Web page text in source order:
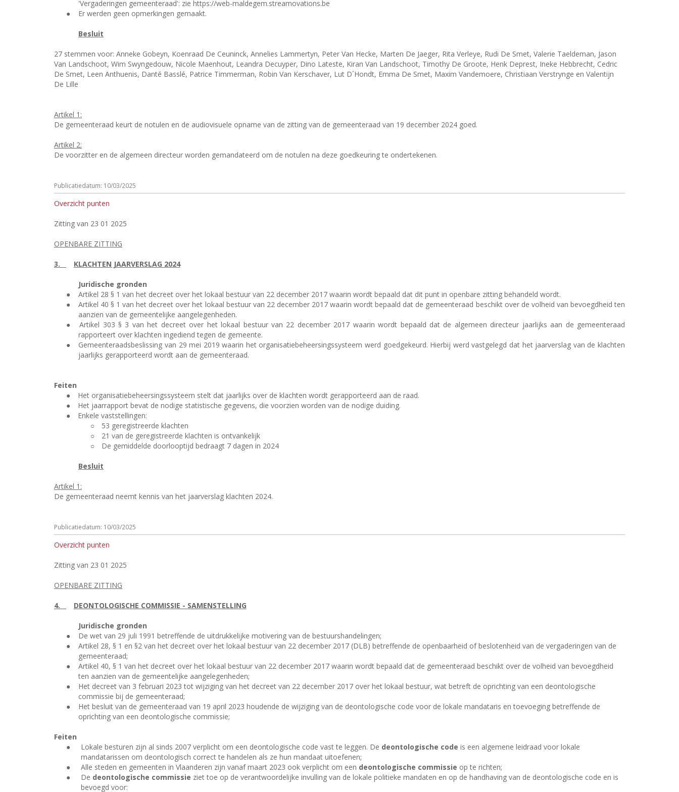
'Vergaderingen gemeenteraad': zie https://web-maldegem.streamovations.be
●
Er werden geen opmerkingen gemaakt.
Besluit
27 stemmen voor: Anneke Gobeyn, Koenraad De Ceuninck, Annelies Lammertyn, Peter Van Hecke, Marten De Jaeger, Rita Verleye, Rudi De Smet, Valerie Taeldeman, Jason
Van Landschoot, Wim Swyngedouw, Nicole Maenhout, Leandra Decuyper, Dino Lateste, Kiran Van Landschoot, Timothy De Groote, Henk Deprest, Ineke Hebbrecht, Cedric
De Smet, Leen Anthuenis, Danté Basslé, Patrice Timmerman, Robin Van Kerschaver, Lut D´Hondt, Emma De Smet, Maxim Vandemoere, Christiaan Verstrynge en Valentijn
De Lille
Artikel 1:
De gemeenteraad keurt de notulen en de audiovisuele opname van de zitting van de gemeenteraad van 19 december 2024 goed.
Artikel 2:
De voorzitter en de algemeen directeur worden gemandateerd om de notulen na deze goedkeuring te ondertekenen.
Publicatiedatum: 10/03/2025
Overzicht punten
Zitting van 23 01 2025
OPENBARE ZITTING
3. KLACHTEN JAARVERSLAG 2024
Juridische gronden
●
Artikel 28 § 1 van het decreet over het lokaal bestuur van 22 december 2017 waarin wordt bepaald dat dit punt in openbare zitting behandeld wordt.
●
Artikel 40 § 1 van het decreet over het lokaal bestuur van 22 december 2017 waarin wordt bepaald dat de gemeenteraad beschikt over de volheid van bevoegdheid ten
aanzien van de gemeentelijke aangelegenheden.
●
Artikel 303 § 3 van het decreet over het lokaal bestuur van 22 december 2017 waarin wordt bepaald dat de algemeen directeur jaarlijks aan de gemeenteraad
rapporteert over klachten ingediend tegen de gemeente.
●
Gemeenteraadsbeslissing van 29 mei 2019 waarin het organisatiebeheersingssysteem werd goedgekeurd. Hierbij werd vastgelegd dat het jaarverslag van de klachten
jaarlijks gerapporteerd wordt aan de gemeenteraad.
Feiten
●
Het organisatiebeheersingssysteem stelt dat jaarlijks over de klachten wordt gerapporteerd aan de raad.
●
Het jaarrapport bevat de nodige statistische gegevens, die voorzien worden van de nodige duiding.
●
Enkele vaststellingen:
○
53 geregistreerde klachten
○
21 van de geregistreerde klachten is ontvankelijk
○
De gemiddelde doorlooptijd bedraagt 7 dagen in 2024
Besluit
Artikel 1:
De gemeenteraad neemt kennis van het jaarverslag klachten 2024.
Publicatiedatum: 10/03/2025
Overzicht punten
Zitting van 23 01 2025
OPENBARE ZITTING
4. DEONTOLOGISCHE COMMISSIE - SAMENSTELLING
Juridische gronden
●
De wet van 29 juli 1991 betreffende de uitdrukkelijke motivering van de bestuurshandelingen;
●
Artikel 28, § 1 en §2 van het decreet over het lokaal bestuur van 22 december 2017 (DLB) betreffende de openbaarheid of beslotenheid van de vergaderingen van de
gemeenteraad;
●
Artikel 40, § 1 van het decreet over het lokaal bestuur van 22 december 2017 waarin wordt bepaald dat de gemeenteraad beschikt over de volheid van bevoegdheid
ten aanzien van de gemeentelijke aangelegenheden;
●
Het decreet van 3 februari 2023 tot wijziging van het decreet van 22 december 2017 over het lokaal bestuur, wat betreft de oprichting van een deontologische
commissie bij de gemeenteraad;
●
Het besluit van de gemeenteraad van 19 april 2023 houdende de wijziging van de deontologische code voor de lokale mandataris en toevoeging betreffende de
oprichting van een deontologische commissie;
Feiten
●
Lokale besturen zijn al sinds 2007 verplicht om een deontologische code vast te leggen. De deontologische code is een algemene leidraad voor lokale
mandatarissen om deontologisch correct te handelen als ze hun mandaat uitoefenen;
●
Alle steden en gemeenten in Vlaanderen zijn vanaf maart 2023 ook verplicht om een deontologische commissie op te richten;
●
De deontologische commissie ziet toe op de verantwoordelijke invulling van de lokale politieke mandaten en op de handhaving van de deontologische code en is
bevoegd voor: